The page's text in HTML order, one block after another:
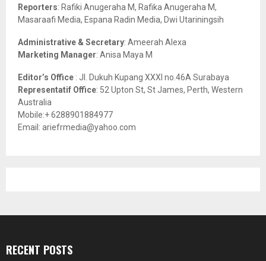
Reporters: Rafiki Anugeraha M, Rafika Anugeraha M,
Masaraafi Media, Espana Radin Media, Dwi Utariningsih
Administrative & Secretary: Ameerah Alexa
Marketing Manager: Anisa Maya M
Editor’s Office : Jl. Dukuh Kupang XXXI no.46A Surabaya
Representatif Office: 52 Upton St, St James, Perth, Western
Australia
Mobile:+ 6288901884977
Email: ariefrmedia@yahoo.com
RECENT POSTS